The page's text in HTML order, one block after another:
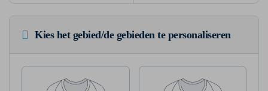
Kies het gebied/de gebieden te personaliseren